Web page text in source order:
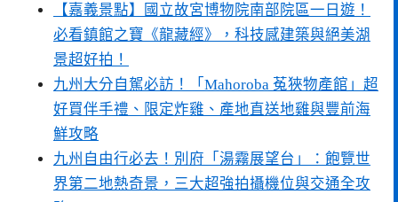
【嘉義景點】國立故宮博物院南部院區一日遊！
必看鎮館之寶《龍藏經》，科技感建築與絕美湖
景超好拍！
九州大分自駕必訪！「Mahoroba 菟狹物產館」超
好買伴手禮、限定炸雞、產地直送地雞與豐前海
鮮攻略
九州自由行必去！別府「湯霧展望台」：飽覽世
界第二地熱奇景，三大超強拍攝機位與交通全攻